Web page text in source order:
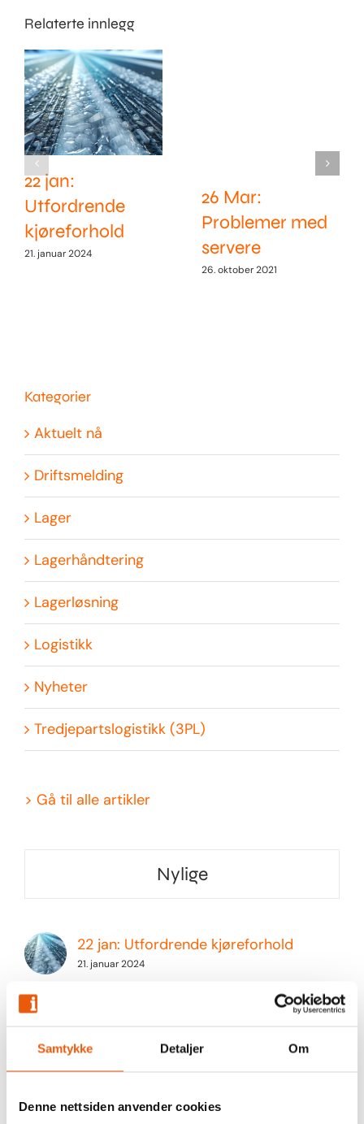
Samtykke Detaljer Om
Denne nettsiden anvender cookies
Relaterte innlegg
22 jan:
Utfordrende
kjøreforhold
21. januar 2024
26 Mar:
Problemer med
servere
26. oktober 2021
Kategorier
Aktuelt nå
Driftsmelding
Lager
Lagerhåndtering
Lagerløsning
Logistikk
Nyheter
Tredjepartslogistikk (3PL)
> Gå til alle artikler
Nylige
22 jan: Utfordrende kjøreforhold
21. januar 2024
Hva er 3PL?